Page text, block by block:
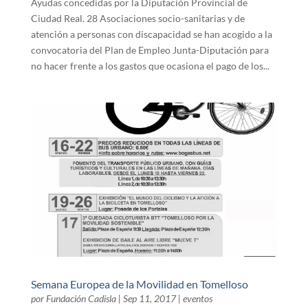
Ciudad Real. 28 Asociaciones socio-sanitarias y de
atención a personas con discapacidad se han acogido a la
convocatoria del Plan de Empleo Junta-Diputación para
no hacer frente a los gastos que ocasiona el pago de los...
Semana Europea de la Movilidad en Tomelloso
por Fundación Cadisla| Sep 11, 2017| eventos